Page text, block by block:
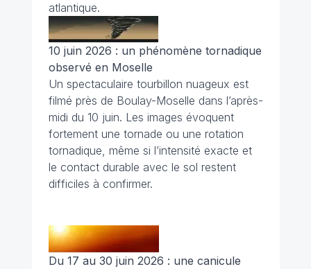
atlantique.
10 juin 2026 : un phénomène tornadique
observé en Moselle
Un spectaculaire tourbillon nuageux est
filmé près de Boulay-Moselle dans l’après-
midi du 10 juin. Les images évoquent
fortement une tornade ou une rotation
tornadique, même si l’intensité exacte et
le contact durable avec le sol restent
difficiles à confirmer.
Du 17 au 30 juin 2026 : une canicule